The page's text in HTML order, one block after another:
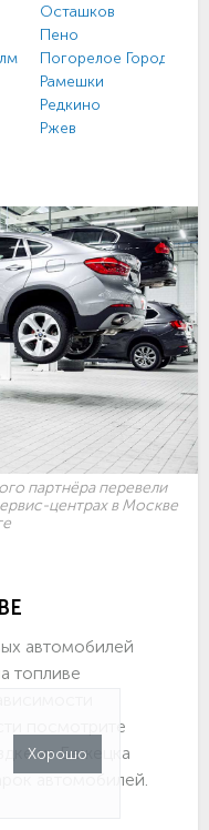
Осташков
Пено
Погорелое Городище
Рамешки
Редкино
Ржев
партнёра перевели
центрах в Москве
автомобилей
топливе
посмотрите
из Бежецка
автомобилей.
Хорошо